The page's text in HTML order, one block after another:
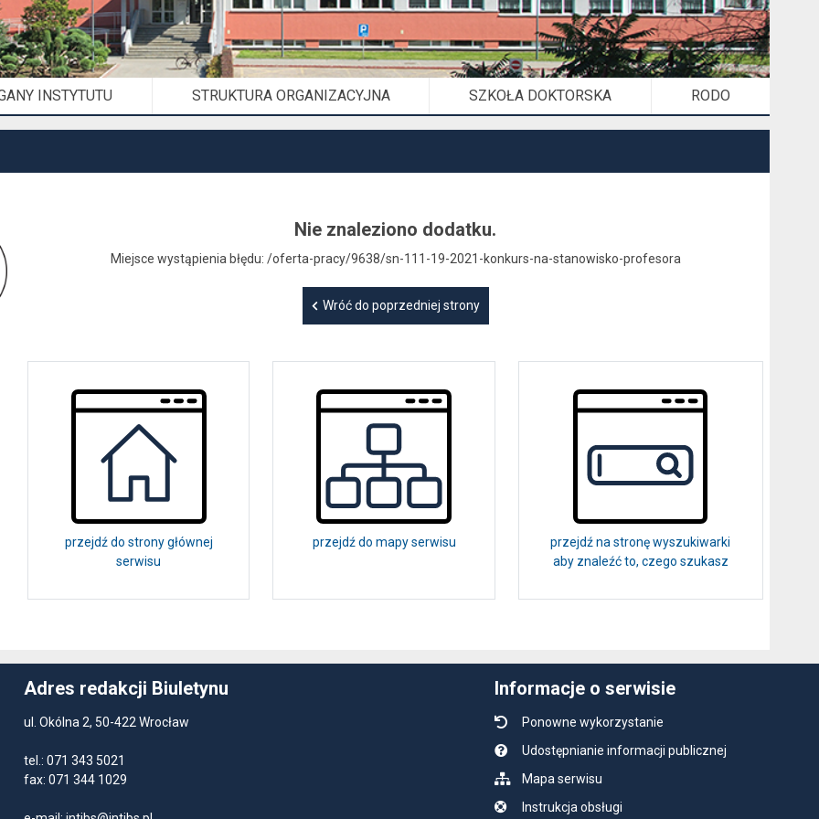
INSTYTUTU STRUKTURA ORGANIZACYJNA SZKOŁA DOKTORSKA RODO
Nie znaleziono dodatku.
Miejsce wystąpienia błędu: /oferta-pracy/9638/sn-111-19-2021-konkurs-na-stanowisko-profesora
Wróć do poprzedniej strony
przejdź do strony głównej
serwisu
przejdź do mapy serwisu
przejdź na stronę wyszukiwarki
aby znaleźć to, czego szukasz
Adres redakcji Biuletynu
ul. Okólna 2, 50-422 Wrocław
tel.: 071 343 5021
fax: 071 344 1029
Informacje o serwisie
Ponowne wykorzystanie
Udostępnianie informacji publicznej
Mapa serwisu
Instrukcja obsługi